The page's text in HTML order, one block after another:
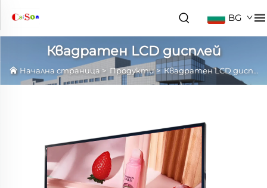
BG
Квадратен LCD дисплей
Начална страница > Продукти>Квадратен LCD дисплей